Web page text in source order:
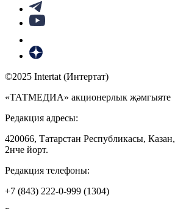
©2025 Intertat (Интертат)
«ТАТМЕДИА» акционерлык җәмгыяте
Редакция адресы:
420066, Татарстан Республикасы,
2нче йорт.
Редакция телефоны:
+7 (843) 222-0-999 (1304)